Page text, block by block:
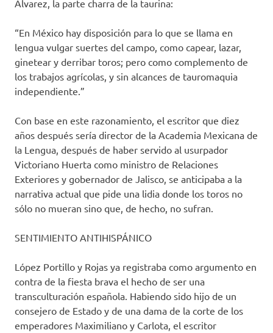
Álvarez, la parte charra de la taurina:
“En México hay disposición para lo que se llama en
lengua vulgar suertes del campo, como capear, lazar,
ginetear y derribar toros; pero como complemento de
los trabajos agrícolas, y sin alcances de tauromaquia
independiente.”
Con base en este razonamiento, el escritor que diez
años después sería director de la Academia Mexicana de
la Lengua, después de haber servido al usurpador
Victoriano Huerta como ministro de Relaciones
Exteriores y gobernador de Jalisco, se anticipaba a la
narrativa actual que pide una lidia donde los toros no
sólo no mueran sino que, de hecho, no sufran.
SENTIMIENTO ANTIHISPÁNICO
López Portillo y Rojas ya registraba como argumento en
contra de la fiesta brava el hecho de ser una
transculturación española. Habiendo sido hijo de un
consejero de Estado y de una dama de la corte de los
emperadores Maximiliano y Carlota, el escritor